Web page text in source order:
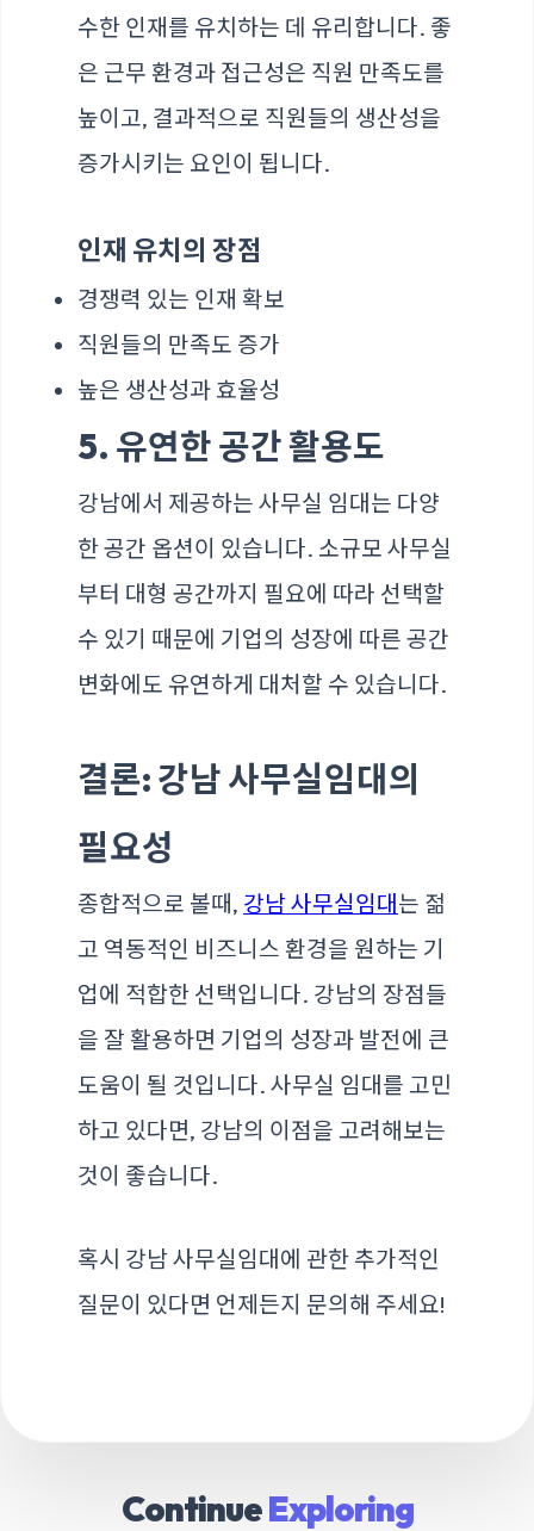
수한 인재를 유치하는 데 유리합니다. 좋
은 근무 환경과 접근성은 직원 만족도를
높이고, 결과적으로 직원들의 생산성을
증가시키는 요인이 됩니다.
인재 유치의 장점
경쟁력 있는 인재 확보
직원들의 만족도 증가
높은 생산성과 효율성
5. 유연한 공간 활용도
강남에서 제공하는 사무실 임대는 다양
한 공간 옵션이 있습니다. 소규모 사무실
부터 대형 공간까지 필요에 따라 선택할
수 있기 때문에 기업의 성장에 따른 공간
변화에도 유연하게 대처할 수 있습니다.
결론: 강남 사무실임대의
필요성
종합적으로 볼때, 강남 사무실임대 는 젊
고 역동적인 비즈니스 환경을 원하는 기
업에 적합한 선택입니다. 강남의 장점들
을 잘 활용하면 기업의 성장과 발전에 큰
도움이 될 것입니다. 사무실 임대를 고민
하고 있다면, 강남의 이점을 고려해보는
것이 좋습니다.
혹시 강남 사무실임대에 관한 추가적인
질문이 있다면 언제든지 문의해 주세요!
ContinueExploring